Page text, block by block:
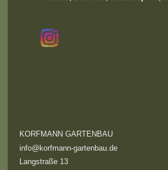
KORFMANN GARTENBAU
info@korfmann-gartenbau.de
Langstraße 13